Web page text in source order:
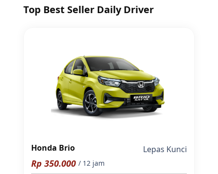
Top Best Seller Daily Driver
Honda Brio Lepas Kunci
Rp 350.000 / 12 jam